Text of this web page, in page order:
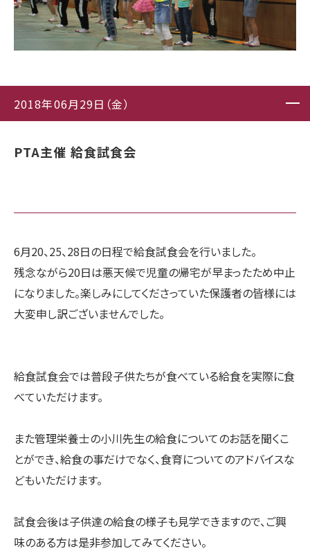
2018年06月29日（金）
PTA主催 給食試食会
6月20、25、28日の日程で給食試食会を行いました。
残念ながら20日は悪天候で児童の帰宅が早まったため中止
になりました。楽しみにしてくださっていた保護者の皆様には
大変申し訳ございませんでした。
給食試食会では普段子供たちが食べている給食を実際に食
べていただけます。
また管理栄養士の小川先生の給食についてのお話を聞くこ
とができ、給食の事だけでなく、食育についてのアドバイスな
どもいただけます。
試食会後は子供達の給食の様子も見学できますので、 ご興
味のある方は是非参加してみてください。